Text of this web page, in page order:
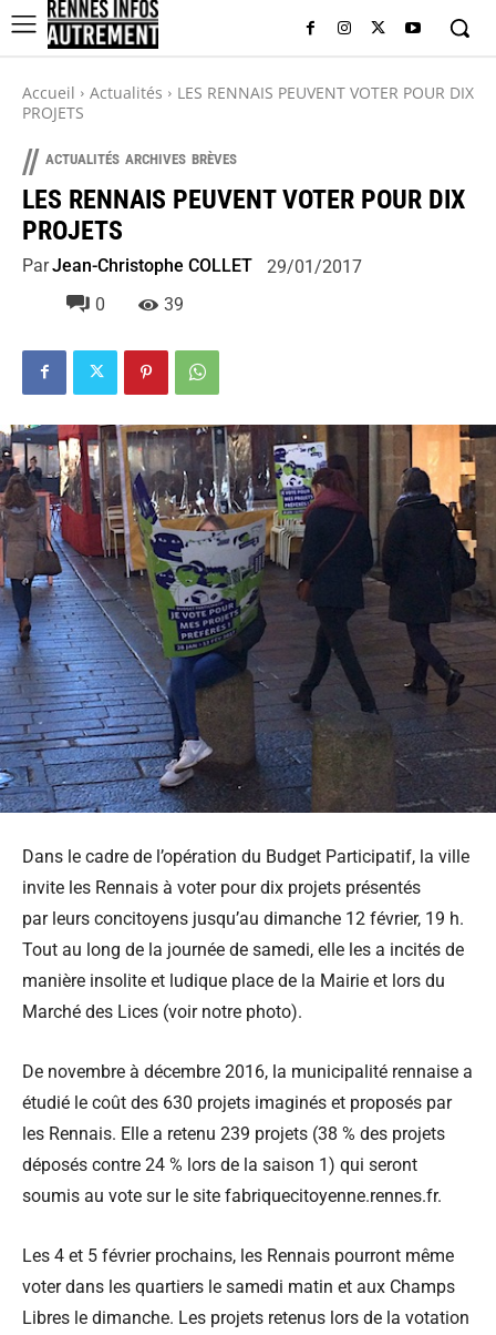
Accueil Actualités
LES RENNAIS PEUVENT VOTER POUR DIX
PROJETS
// ACTUALITÉS ARCHIVES BRÈVES
LES RENNAIS PEUVENT VOTER POUR DIX
PROJETS
ParJean-Christophe COLLET
29/01/2017
0
39
Dans le cadre de l’opération du Budget Participatif, la ville
invite les Rennais à voter pour dix projets présentés
par leurs concitoyens jusqu’au dimanche 12 février, 19 h.
Tout au long de la journée de samedi, elle les a incités de
manière insolite et ludique place de la Mairie et lors du
Marché des Lices (voir notre photo).
De novembre à décembre 2016, la municipalité rennaise a
étudié le coût des 630 projets imaginés et proposés par
les Rennais. Elle a retenu 239 projets (38 % des projets
déposés contre 24 % lors de la saison 1) qui seront
soumis au vote sur le site fabriquecitoyenne.rennes.fr.
Les 4 et 5 février prochains, les Rennais pourront même
voter dans les quartiers le samedi matin et aux Champs
Libres le dimanche. Les projets retenus lors de la votation